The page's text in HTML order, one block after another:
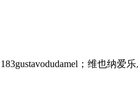
；维也纳爱